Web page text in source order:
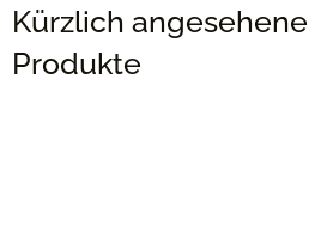
Kürzlich angesehene
Produkte